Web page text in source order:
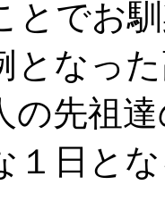
とでお
となっ
の先祖
１日と